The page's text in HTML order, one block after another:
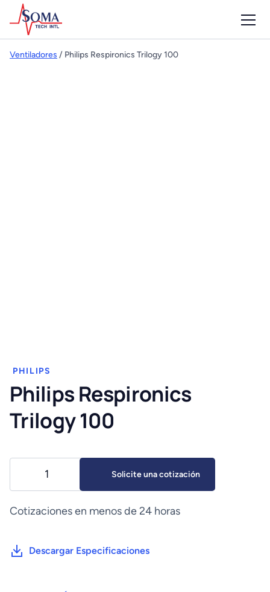
Ventiladores / Philips Respironics Trilogy 100
PHILIPS
Philips Respironics
Trilogy 100
Respironics
Trilogy
100
Solicite una cotización
Cotizaciones en menos de 24 horas
Descargar Especificaciones